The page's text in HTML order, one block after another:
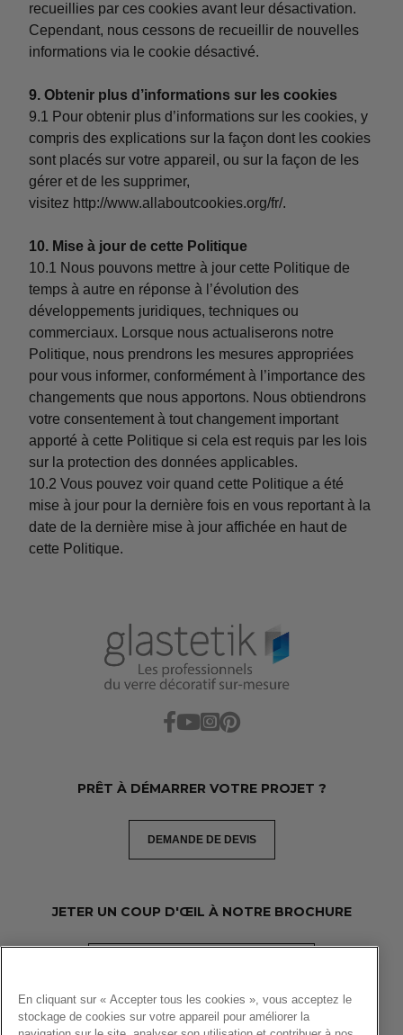
recueillies par ces cookies avant leur désactivation.
Cependant, nous cessons de recueillir de nouvelles
informations via le cookie désactivé.
9. Obtenir plus d’informations sur les cookies
9.1 Pour obtenir plus d’informations sur les cookies, y
compris des explications sur la façon dont les cookies
sont placés sur votre appareil, ou sur la façon de les
gérer et de les supprimer,
visitez http://www.allaboutcookies.org/fr/.
10. Mise à jour de cette Politique
10.1 Nous pouvons mettre à jour cette Politique de
temps à autre en réponse à l’évolution des
développements juridiques, techniques ou
commerciaux. Lorsque nous actualiserons notre
Politique, nous prendrons les mesures appropriées
pour vous informer, conformément à l’importance des
changements que nous apportons. Nous obtiendrons
votre consentement à tout changement important
apporté à cette Politique si cela est requis par les lois
sur la protection des données applicables.
10.2 Vous pouvez voir quand cette Politique a été
mise à jour pour la dernière fois en vous reportant à la
date de la dernière mise à jour affichée en haut de
cette Politique.
PRÊT À DÉMARRER VOTRE PROJET ?
DEMANDE DE DEVIS
JETER UN COUP D'ŒIL À NOTRE BROCHURE
En cliquant sur « Accepter tous les cookies », vous acceptez le
stockage de cookies sur votre appareil pour améliorer la